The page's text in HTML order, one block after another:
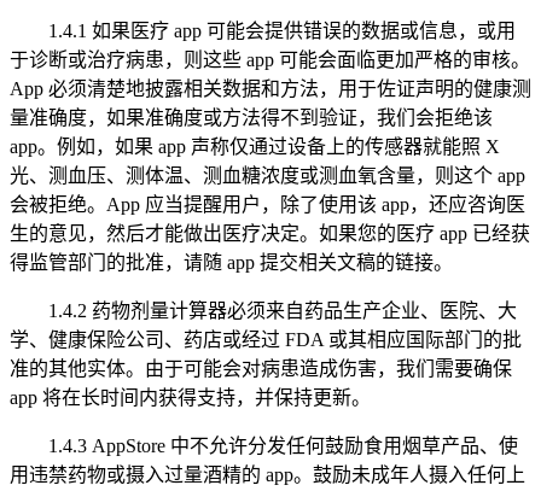
1.4.1 如果医疗 app 可能会提供错误的数据或信息，或用
于诊断或治疗病患，则这些 app 可能会面临更加严格的审核。
App 必须清楚地披露相关数据和方法，用于佐证声明的健康测
量准确度，如果准确度或方法得不到验证，我们会拒绝该
app。例如，如果 app 声称仅通过设备上的传感器就能照 X
光、测血压、测体温、测血糖浓度或测血氧含量，则这个 app
会被拒绝。App 应当提醒用户，除了使用该 app，还应咨询医
生的意见，然后才能做出医疗决定。如果您的医疗 app 已经获
得监管部门的批准，请随 app 提交相关文稿的链接。
1.4.2 药物剂量计算器必须来自药品生产企业、医院、大
学、健康保险公司、药店或经过 FDA 或其相应国际部门的批
准的其他实体。由于可能会对病患造成伤害，我们需要确保
app 将在长时间内获得支持，并保持更新。
1.4.3 AppStore 中不允许分发任何鼓励食用烟草产品、使
用违禁药物或摄入过量酒精的 app。鼓励未成年人摄入任何上